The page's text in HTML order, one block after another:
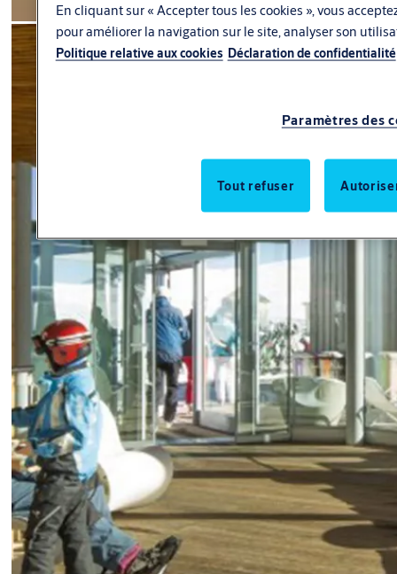
En cliquant sur « Accepter tous les cookies », vous
pour améliorer la navigation sur le site, analyser son
Politique relative aux cookies Déclaration de confidentialité
Paramètres des
Tout refuser